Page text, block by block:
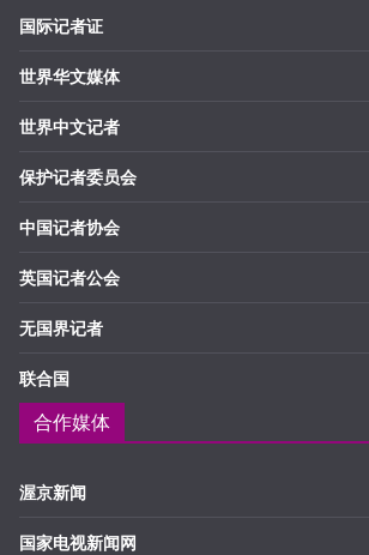
国际记者证
世界华文媒体
世界中文记者
保护记者委员会
中国记者协会
英国记者公会
无国界记者
联合国
合作媒体
渥京新闻
国家电视新闻网